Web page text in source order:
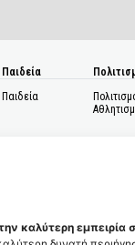
καλύτερη εμπειρία
Παιδεία
Παιδεία